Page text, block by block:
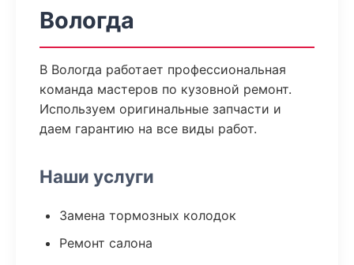
Вологда
В Вологда работает профессиональная
команда мастеров по кузовной ремонт.
Используем оригинальные запчасти и
даем гарантию на все виды работ.
Наши услуги
Замена тормозных колодок
Ремонт салона